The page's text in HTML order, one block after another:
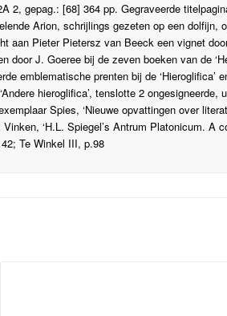
2, gepag.: [68] 364 pp. Gegraveerde
Arion, schrijlings gezeten op een dolfijn,
aan Pieter Pietersz van Beeck een vignet
door J. Goeree bij de zeven boeken van de
emblematische prenten bij de ‘Hieroglifica’
hieroglifica’, tenslotte 2
Spies, ‘Nieuwe opvattingen over
‘H.L. Spiegel’s Antrum Platonicum. A
Te Winkel III, p.98